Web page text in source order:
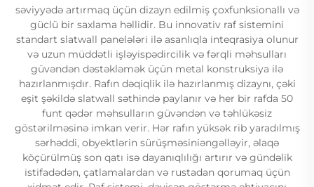
səviyyədə artırmaq üçün dizayn edilmiş çoxfunksionallı və
güclü bir saxlama həllidir. Bu innovativ raf sistemini
standart slatwall panelələri ilə asanlıqla inteqrasiya olunur
və uzun müddətli işləyispədircilik və fərqli məhsulları
güvəndən dəstəkləmək üçün metal konstruksiya ilə
hazırlanmışdır. Rafın dəqiqlik ilə hazırlanmış dizaynı, çəki
eşit şəkildə slatwall səthində paylanır və her bir rafda 50
funt qədər məhsulların güvəndən və təhlükəsiz
göstərilməsinə imkan verir. Hər rafın yüksək rib yaradılmış
sərhəddi, obyektlərin sürüşməsiniəngəlləyir, əlaqə
köçürülmüş son qatı isə dayanıqlılığı artırır və gündəlik
istifadədən, çatlamalardan və rustadan qorumaq üçün